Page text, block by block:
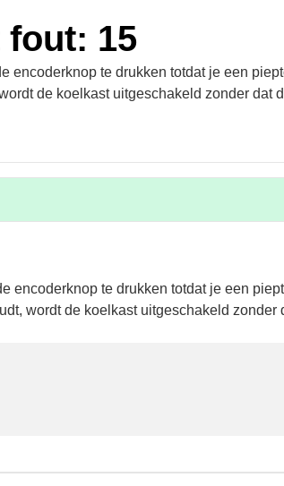
15
encoderknop te drukken totdat je een
de koelkast uitgeschakeld zonder dat
encoderknop te drukken totdat je een
wordt de koelkast uitgeschakeld zonder